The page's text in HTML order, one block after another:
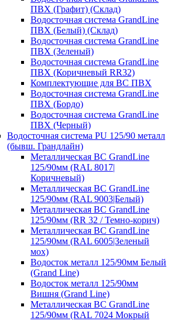
ПВХ (Графит) (Склад)
Водосточная система GrandLine
ПВХ (Белый) (Склад)
Водосточная система GrandLine
ПВХ (Зеленый)
Водосточная система GrandLine
ПВХ (Коричневый RR32)
Комплектующие для ВС ПВХ
Водосточная система GrandLine
ПВХ (Бордо)
Водосточная система GrandLine
ПВХ (Черный)
Водосточная система PU 125/90 металл
(бывш. Грандлайн)
Металлическая ВС GrandLine
125/90мм (RAL 8017|
Коричневый)
Металлическая ВС GrandLine
125/90мм (RAL 9003|Белый)
Металлическая ВС GrandLine
125/90мм (RR 32 / Темно-корич)
Металлическая ВС GrandLine
125/90мм (RAL 6005|Зеленый
мох)
Водосток металл 125/90мм Белый
(Grand Line)
Водосток металл 125/90мм
Вишня (Grand Line)
Металлическая ВС GrandLine
125/90мм (RAL 7024 Мокрый